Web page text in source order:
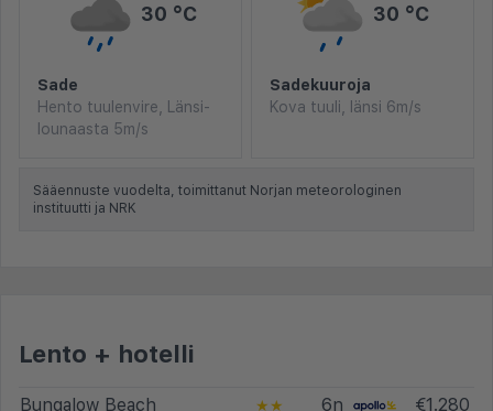
30 °C
Sade
Hento tuulenvire, Länsi-
lounaasta 5m/s
30 °C
Sadekuuroja
Kova tuuli, länsi 6m/s
Sääennuste vuodelta, toimittanut Norjan meteorologinen
instituutti ja NRK
Lento + hotelli
Bungalow Beach ★★ 6n
€1.280